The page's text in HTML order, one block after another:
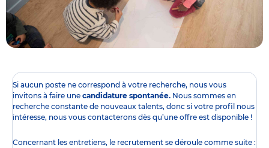
Si aucun poste ne correspond à votre recherche, nous vous
invitons à faire une candidature spontanée. Nous sommes en
recherche constante de nouveaux talents, donc si votre profil nous
intéresse, nous vous contacterons dès qu’une offre est disponible !
Concernant les entretiens, le recrutement se déroule comme suite :